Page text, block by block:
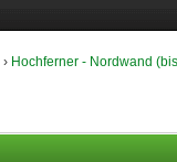
› Hochferner - Nordwand